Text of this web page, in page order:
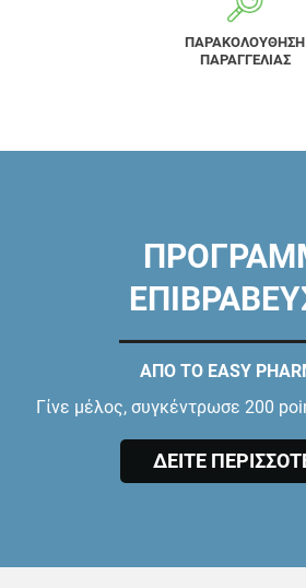
ΠΑΡΑΚΟΛΟΥΘΗΣΗ
ΠΑΡΑΓΓΕΛΙΑΣ
ΑΠΟ ΤΟ EASY
Γίνε μέλος, συγκέντρωσε 200
ΔΕΙΤΕ